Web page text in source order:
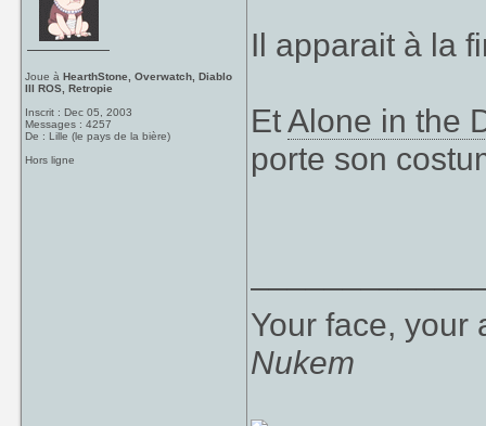
Joue àHearthStone, Overwatch, Diablo
III ROS, Retropie
Inscrit : Dec 05, 2003
Messages : 4257
De : Lille (le pays de la bière)
Hors ligne
Il apparait à la
EtAlone in the
porte son
Your face,
Nukem